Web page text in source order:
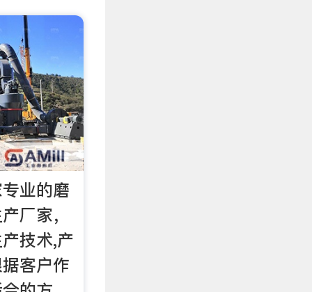
业的磨
厂家，
技术,产
客户作